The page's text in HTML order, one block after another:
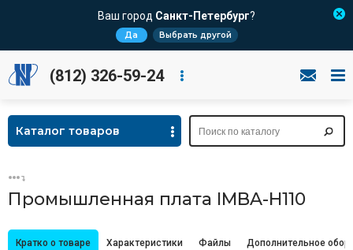
Ваш город Санкт-Петербург?
Да Выбрать другой
(812) 326-59-24
Каталог товаров
Промышленная плата IMBA-H110
Кратко о товаре Характеристики Файлы Дополнительное